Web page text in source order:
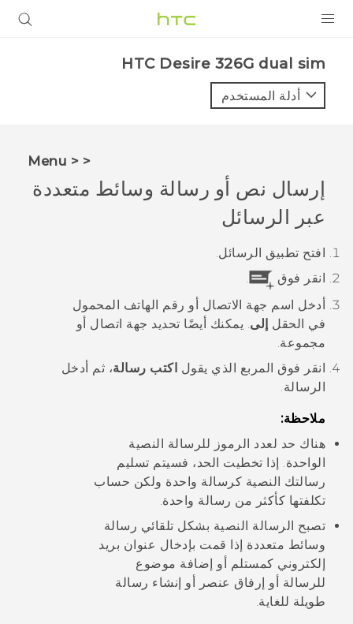
VIVE
VIVERSE
البرامج + التطبيقات
الدعم
أجهزة HTC والملحقات
HTC Desire 326G dual sim‎
أدلة المستخدم
< < Menu
إرسال نص أو رسالة وسائط متعددة
عبر الرسائل
افتح تطبيق الرسائل.
انقر فوق
.
أدخل اسم جهة الاتصال أو رقم الهاتف المحمول
في الحقل إلى . يمكنك أيضًا تحديد جهة اتصال أو
مجموعة.
انقر فوق المربع الذي يقول اكتب رسالة، ثم أدخل
الرسالة.
ملاحظة:
هناك حد لعدد الرموز للرسالة النصية
الواحدة. إذا تخطيت الحد، فسيتم تسليم
رسالتك النصية كرسالة واحدة ولكن حساب
تكلفتها كأكثر من رسالة واحدة.
تصبح الرسالة النصية بشكل تلقائي رسالة
وسائط متعددة إذا قمت بإدخال عنوان بريد
إلكتروني كمستلم أو إضافة موضوع
للرسالة أو إرفاق عنصر أو إنشاء رسالة
طويلة للغاية.